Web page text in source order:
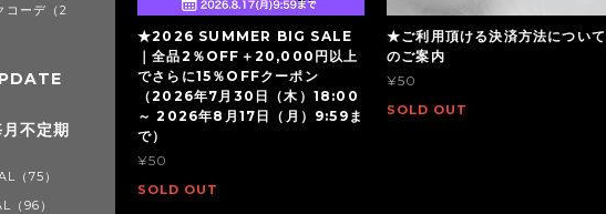
★2026 SUMMER BIG SALE
｜全品2％OFF＋20,000円以上
でさらに15％OFFクーポン
（2026年7月30日（木）18:00
～ 2026年8月17日（月）9:59ま
で）
¥50
SOLD OUT
★ご利用頂ける決済方法について
のご案内
¥50
SOLD OUT
コーデ（2
不定期
（75）
96）